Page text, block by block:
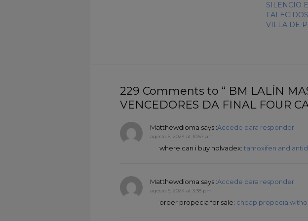
SILENCIO
VILLA DE
229 Comments to “ BM LALÍN
VENCEDORES DA FINAL FOUR
Matthewdioma says :Accede para responder
agosto 5, 2024 at 10:57 am
where can i buy nolvadex: tamoxifen and
Matthewdioma says :Accede para responder
agosto 5, 2024 at 3:38 pm
order propecia for sale: cheap propecia